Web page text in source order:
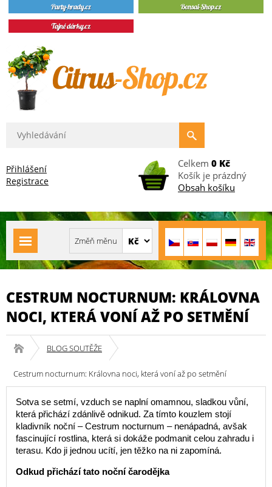
Přihlášení
Registrace
Celkem 0 Kč
Košík je prázdný
Obsah košíku
CESTRUM NOCTURNUM: KRÁLOVNA
NOCI, KTERÁ VONÍ AŽ PO SETMĚNÍ
BLOG SOUTĚŽE
Cestrum nocturnum: Královna noci, která voní až po setmění
Sotva se setmí, vzduch se naplní omamnou, sladkou vůní,
která přichází zdánlivě odnikud. Za tímto kouzlem stojí
kladivník noční – Cestrum nocturnum – nenápadná, avšak
fascinující rostlina, která si dokáže podmanit celou zahradu i
terasu. Kdo ji jednou ucítí, jen těžko na ni zapomíná.
Odkud přichází tato noční čarodějka